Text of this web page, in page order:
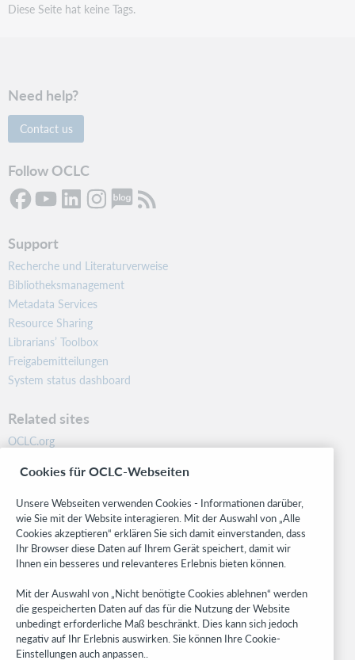
Diese Seite hat keine Tags.
Need help?
Contact us
Follow OCLC
Support
Recherche und Literaturverweise
Bibliotheksmanagement
Metadata Services
Resource Sharing
Librarians’ Toolbox
Freigabemitteilungen
System status dashboard
Related sites
OCLC.org
Community
Research
WebJunction
Developer Network
Stay in the know.
Get the latest product updates, research, events, and much more—
right to your inbox.
Subscribe now
Cookies für OCLC-Webseiten
Unsere Webseiten verwenden Cookies - Informationen darüber,
wie Sie mit der Website interagieren. Mit der Auswahl von „Alle
Cookies akzeptieren“ erklären Sie sich damit einverstanden, dass
Ihr Browser diese Daten auf Ihrem Gerät speichert, damit wir
Ihnen ein besseres und relevanteres Erlebnis bieten können.
Mit der Auswahl von „Nicht benötigte Cookies ablehnen“ werden
die gespeicherten Daten auf das für die Nutzung der Website
unbedingt erforderliche Maß beschränkt. Dies kann sich jedoch
negativ auf Ihr Erlebnis auswirken. Sie können Ihre Cookie-
Einstellungen auch anpassen..